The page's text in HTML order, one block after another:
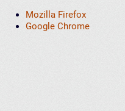
Mozilla Firefox
Google Chrome